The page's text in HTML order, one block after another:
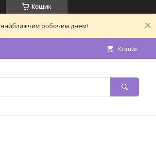
Кошик
найближчим робочим днем!
Кошик